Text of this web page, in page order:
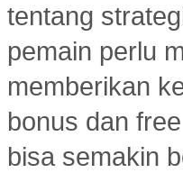
tentang
pemain perlu
memberikan
bonus dan
bisa semakin